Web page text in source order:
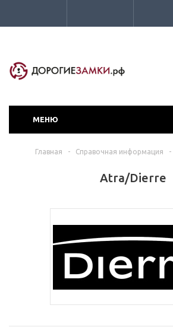
МЕНЮ
Главная - Справочная информация -
Atra/Dierre